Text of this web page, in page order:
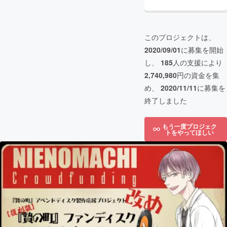
このプロジェクトは、
2020/09/01に募集を開始
し、 185人の支援により
2,740,980円の資金を集
め、 2020/11/11に募集を
終了しました
もう一度プロジェク
トをやってほしい